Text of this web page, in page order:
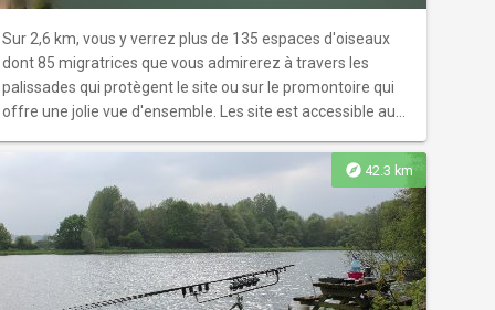
Département et un agriculteur.
Sur 2,6 km, vous y verrez plus de 135 espaces d'oiseaux
dont 85 migratrices que vous admirerez à travers les
palissades qui protègent le site ou sur le promontoire qui
offre une jolie vue d'ensemble. Les site est accessible aux
explore 42.3 km